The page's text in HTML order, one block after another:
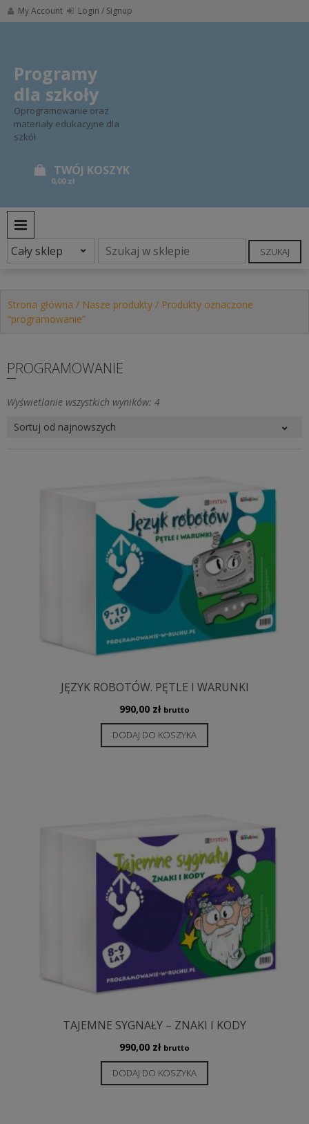
Skip
to
My Account Login / Signup
Programy
dla szkoły
Oprogramowanie oraz
materiały edukacyjne dla
szkół
0,00 zł
SZUKAJ
Strona główna / Nasze produkty / Produkty oznaczone
“programowanie”
PROGRAMOWANIE
Wyświetlanie wszystkich wyników: 4Posortowane
JĘZYK ROBOTÓW. PĘTLE I WARUNKI
990,00 zł brutto
DODAJ DO KOSZYKA
TAJEMNE SYGNAŁY – ZNAKI I KODY
990,00 zł brutto
DODAJ DO KOSZYKA